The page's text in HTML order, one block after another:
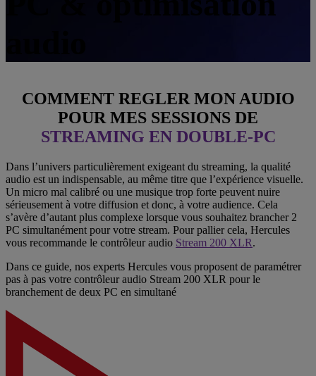
COMMENT REGLER MON AUDIO
POUR MES SESSIONS DE
STREAMING EN DOUBLE-PC
Dans l’univers particulièrement exigeant du streaming, la qualité
audio est un indispensable, au même titre que l’expérience visuelle.
Un micro mal calibré ou une musique trop forte peuvent nuire
sérieusement à votre diffusion et donc, à votre audience. Cela
s’avère d’autant plus complexe lorsque vous souhaitez brancher 2
PC simultanément pour votre stream. Pour pallier cela, Hercules
vous recommande le contrôleur audio Stream 200 XLR.
Dans ce guide, nos experts Hercules vous proposent de paramétrer
pas à pas votre contrôleur audio Stream 200 XLR pour le
branchement de deux PC en simultané